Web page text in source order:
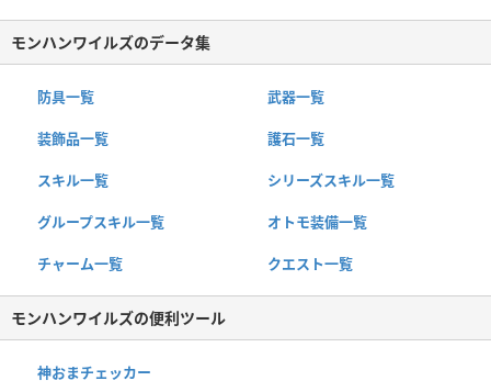
モンハンワイルズのデータ集
防具一覧 武器一覧
装飾品一覧 護石一覧
スキル一覧 シリーズスキル一覧
グループスキル一覧 オトモ装備一覧
チャーム一覧 クエスト一覧
モンハンワイルズの便利ツール
神おまチェッカー